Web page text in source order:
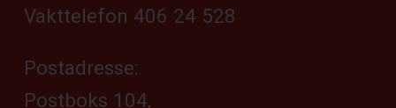
Vakttelefon 406 24 528
Postadresse:
Postboks 104,